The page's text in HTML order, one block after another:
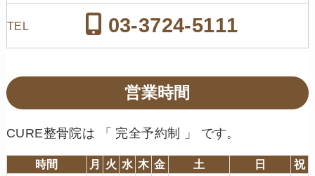
TEL 03-3724-5111
営業時間
CURE整骨院は 「 完全予約制 」 です。
時間 月 火 水 木 金 土 日
祝